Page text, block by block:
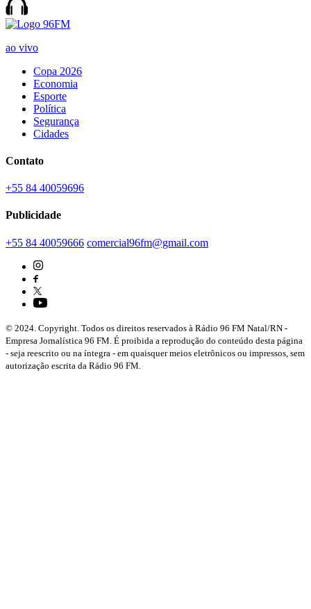
ao vivo
Copa 2026
Economia
Esporte
Política
Segurança
Cidades
Contato
+55 84 40059696
Publicidade
+55 84 40059666 comercial96fm@gmail.com
© 2024. Copyright. Todos os direitos reservados à Rádio 96 FM Natal/RN -
Empresa Jornalística 96 FM. É proibida a reprodução do conteúdo desta página
- seja reescrito ou na íntegra - em quaisquer meios eletrônicos ou impressos, sem
autorização escrita da Rádio 96 FM.